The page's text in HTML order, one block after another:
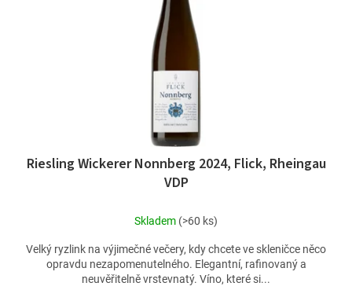
Riesling Wickerer Nonnberg 2024, Flick, Rheingau
VDP
Skladem (>60 ks)
Velký ryzlink na výjimečné večery, kdy chcete ve skleničce něco
opravdu nezapomenutelného. Elegantní, rafinovaný a
neuvěřitelně vrstevnatý. Víno, které si...